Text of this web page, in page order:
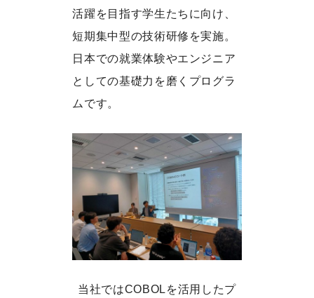
活躍を目指す学生たちに向け、
短期集中型の技術研修を実施。
日本での就業体験やエンジニア
としての基礎力を磨くプログラ
ムです。
当社ではCOBOLを活用したプ